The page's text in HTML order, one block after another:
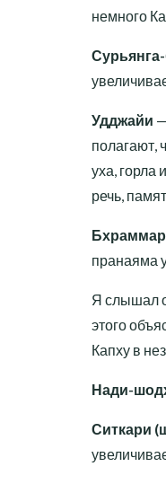
немного
Удджайи
полагают,
уха, горла
речь,
пранаяма
Я слышал
этого
Капху в
Нади-
Ситкари